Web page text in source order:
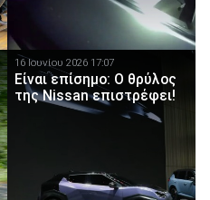
16 Ιουνίου 2026 17:07
Είναι επίσημο: O θρύλος
της Nissan επιστρέφει!